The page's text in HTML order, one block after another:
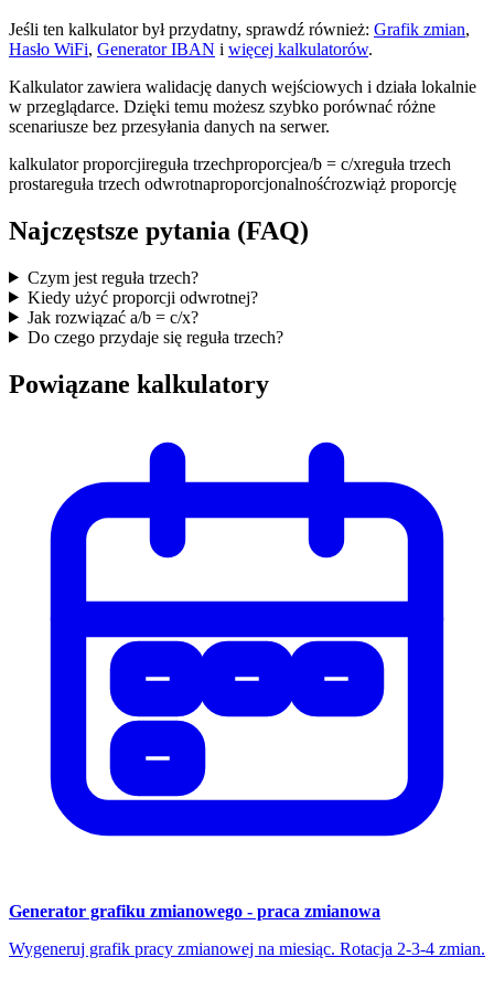
Jeśli ten kalkulator był przydatny, sprawdź również: Grafik zmian,
Hasło WiFi, Generator IBAN i więcej kalkulatorów.
Kalkulator zawiera walidację danych wejściowych i działa lokalnie
w przeglądarce. Dzięki temu możesz szybko porównać różne
scenariusze bez przesyłania danych na serwer.
kalkulator proporcjireguła trzechproporcjea/b = c/xreguła trzech
prostareguła trzech odwrotnaproporcjonalnośćrozwiąż proporcję
Najczęstsze pytania (FAQ)
Czym jest reguła trzech?
Kiedy użyć proporcji odwrotnej?
Jak rozwiązać a/b = c/x?
Do czego przydaje się reguła trzech?
Powiązane kalkulatory
Generator grafiku zmianowego - praca zmianowa
Wygeneruj grafik pracy zmianowej na miesiąc. Rotacja 2-3-4 zmian.